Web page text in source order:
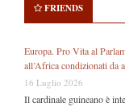
FRIENDS
Europa. Pro Vita al
all’Africa condizionati da
16 Luglio 2026
Il cardinale guineano è